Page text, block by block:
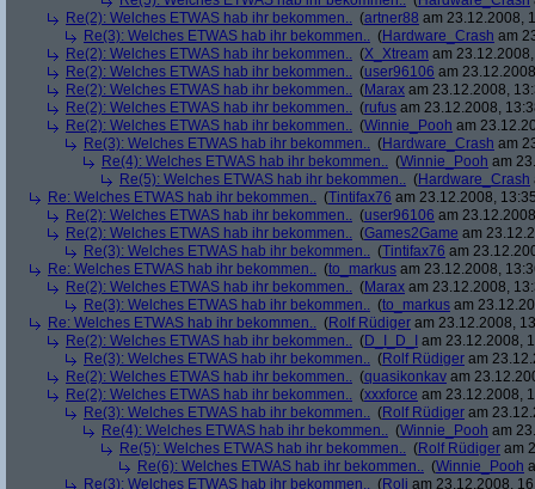
Re(2): Welches ETWAS hab ihr bekommen.. (artner88 am 23.12.2008,
Re(3): Welches ETWAS hab ihr bekommen.. (Hardware_Crash am
Re(2): Welches ETWAS hab ihr bekommen.. (X_Xtream am
Re(2): Welches ETWAS hab ihr bekommen.. (user96106 am
Re(2): Welches ETWAS hab ihr bekommen.. (Marax am 23.12.2008,
Re(2): Welches ETWAS hab ihr bekommen.. (rufus am 23.12.2008,
Re(2): Welches ETWAS hab ihr bekommen.. (Winnie_Pooh am
Re(3): Welches ETWAS hab ihr bekommen.. (Hardware_Crash am
Re(4): Welches ETWAS hab ihr bekommen.. (Winnie_Pooh am
Re(5): Welches ETWAS hab ihr bekommen.. (Hardware_Crash
Re: Welches ETWAS hab ihr bekommen.. (Tintifax76 am 23.12.2008,
Re(2): Welches ETWAS hab ihr bekommen.. (user96106 am
Re(2): Welches ETWAS hab ihr bekommen.. (Games2Game am
Re(3): Welches ETWAS hab ihr bekommen.. (Tintifax76 am
Re: Welches ETWAS hab ihr bekommen.. (to_markus am 23.12.2008,
Re(2): Welches ETWAS hab ihr bekommen.. (Marax am 23.12.2008,
Re(3): Welches ETWAS hab ihr bekommen.. (to_markus am
Re: Welches ETWAS hab ihr bekommen.. (Rolf Rüdiger am 23.12.2008,
Re(2): Welches ETWAS hab ihr bekommen.. (D_I_D_I
am 23.12.2008,
Re(3): Welches ETWAS hab ihr bekommen.. (Rolf Rüdiger am
Re(2): Welches ETWAS hab ihr bekommen.. (quasikonkav am
Re(2): Welches ETWAS hab ihr bekommen.. (xxxforce am 23.12.2008,
Re(3): Welches ETWAS hab ihr bekommen.. (Rolf Rüdiger am
Re(4): Welches ETWAS hab ihr bekommen.. (Winnie_Pooh am
Re(5): Welches ETWAS hab ihr bekommen.. (Rolf Rüdiger am
Re(6): Welches ETWAS hab ihr bekommen.. (Winnie_Pooh
Re(3): Welches ETWAS hab ihr bekommen.. (Roli am 23.12.2008,